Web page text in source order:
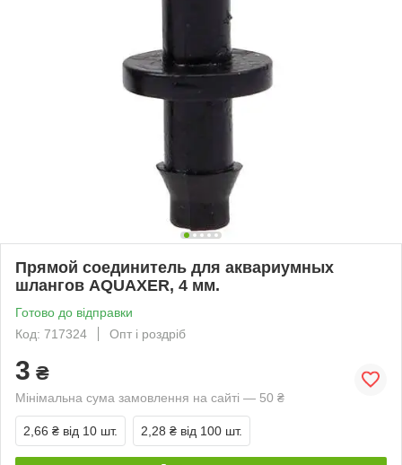
Прямой соединитель для аквариумных
шлангов AQUAXER, 4 мм.
Готово до відправки
Код: 717324
Опт і роздріб
3 ₴
Мінімальна сума замовлення на сайті — 50 ₴
2,66 ₴ від 10 шт. 2,28 ₴ від 100 шт.